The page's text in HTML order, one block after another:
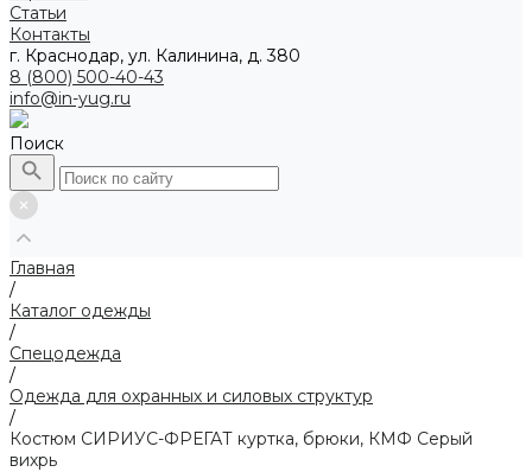
Статьи
Контакты
г. Краснодар, ул. Калинина, д. 380
8 (800) 500-40-43
info@in-yug.ru
Поиск
Главная
/
Каталог одежды
/
Спецодежда
/
Одежда для охранных и силовых структур
/
Костюм СИРИУС-ФРЕГАТ куртка, брюки, КМФ Серый
вихрь